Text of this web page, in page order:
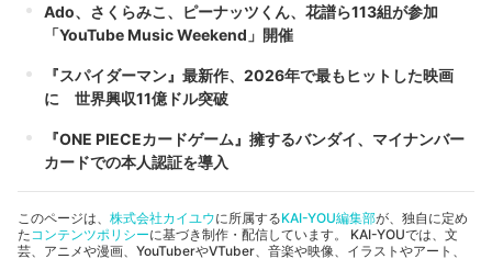
Ado、さくらみこ、ピーナッツくん、花譜ら113組が参加
「YouTube Music Weekend」開催
『スパイダーマン』最新作、2026年で最もヒットした映画
に 世界興収11億ドル突破
『ONE PIECEカードゲーム』擁するバンダイ、マイナンバー
カードでの本人認証を導入
このページは、 株式会社カイユウに所属するKAI-YOU編集部が、独自に定め
た コンテンツポリシーに基づき制作・配信しています。 KAI-YOUでは、文
芸、アニメや漫画、YouTuberやVTuber、音楽や映像、イラストやアート、